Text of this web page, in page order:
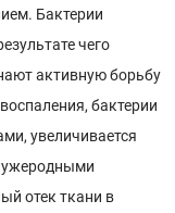
Бактерии
чего
активную борьбу
бактерии
увеличивается
отек ткани в